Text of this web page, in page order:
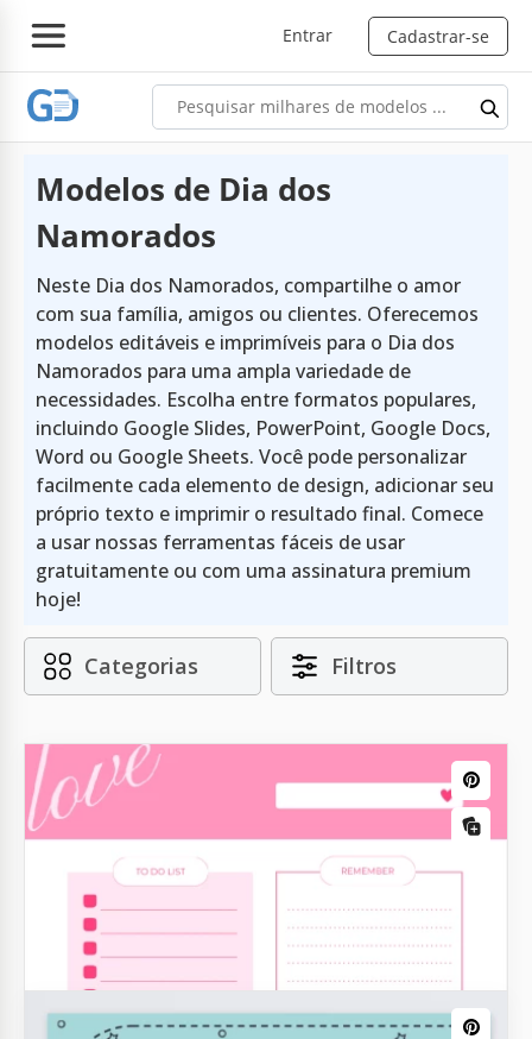
Entrar Cadastrar-se
Modelos de Dia dos
Namorados
Neste Dia dos Namorados, compartilhe o amor
com sua família, amigos ou clientes. Oferecemos
modelos editáveis e imprimíveis para o Dia dos
Namorados para uma ampla variedade de
necessidades. Escolha entre formatos populares,
incluindo Google Slides, PowerPoint, Google Docs,
Word ou Google Sheets. Você pode personalizar
facilmente cada elemento de design, adicionar seu
próprio texto e imprimir o resultado final. Comece
a usar nossas ferramentas fáceis de usar
gratuitamente ou com uma assinatura premium
hoje!
Categorias Filtros